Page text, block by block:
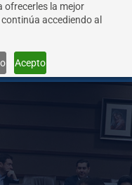
ofrecerles la mejor
accediendo al
Acepto